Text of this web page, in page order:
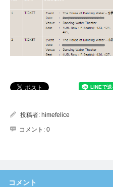
投稿者: himefelice
コメント: 0
コメント